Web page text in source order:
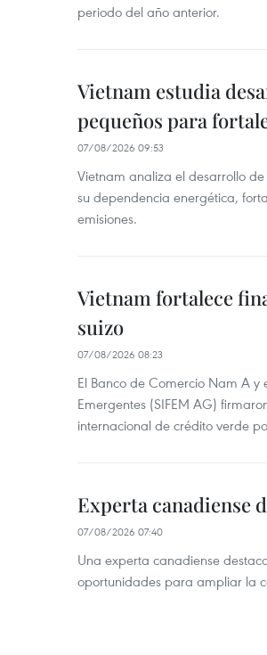
periodo del año anterior.
Vietnam estudia
pequeños para
07/08/2026 09:53
Vietnam analiza el desarrollo
su dependencia energética,
emisiones.
Vietnam fortalece
suizo
07/08/2026 08:23
El Banco de Comercio Nam A y
Emergentes (SIFEM AG)
internacional de crédito verde
Experta canadiense
07/08/2026 07:40
Una experta canadiense
oportunidades para ampliar la